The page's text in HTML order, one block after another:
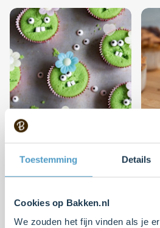
Toestemming Details
Cookies op Bakken.nl
We zouden het fijn vinden als je
Groene meisjes monster
cupcakes